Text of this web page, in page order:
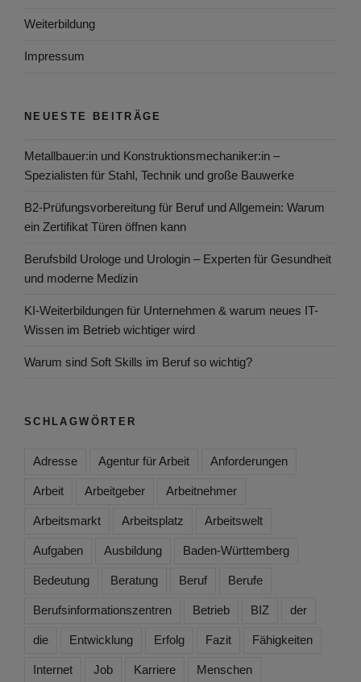
Weiterbildung
Impressum
NEUESTE BEITRÄGE
Metallbauer:in und Konstruktionsmechaniker:in –
Spezialisten für Stahl, Technik und große Bauwerke
B2-Prüfungsvorbereitung für Beruf und Allgemein: Warum
ein Zertifikat Türen öffnen kann
Berufsbild Urologe und Urologin – Experten für Gesundheit
und moderne Medizin
KI-Weiterbildungen für Unternehmen & warum neues IT-
Wissen im Betrieb wichtiger wird
Warum sind Soft Skills im Beruf so wichtig?
SCHLAGWÖRTER
Adresse Agentur für Arbeit Anforderungen
Arbeit Arbeitgeber Arbeitnehmer
Arbeitsmarkt Arbeitsplatz Arbeitswelt
Aufgaben Ausbildung Baden-Württemberg
Bedeutung Beratung Beruf Berufe
Berufsinformationszentren Betrieb BIZ der
die Entwicklung Erfolg Fazit Fähigkeiten
Internet Job Karriere Menschen